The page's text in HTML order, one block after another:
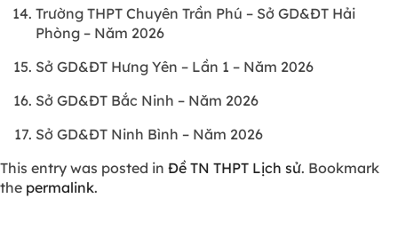
Trường THPT Chuyên Trần Phú – Sở GD&ĐT Hải
Phòng – Năm 2026
Sở GD&ĐT Hưng Yên – Lần 1 – Năm 2026
Sở GD&ĐT Bắc Ninh – Năm 2026
Sở GD&ĐT Ninh Bình – Năm 2026
This entry was posted in Đề TN THPT Lịch sử. Bookmark
the permalink.